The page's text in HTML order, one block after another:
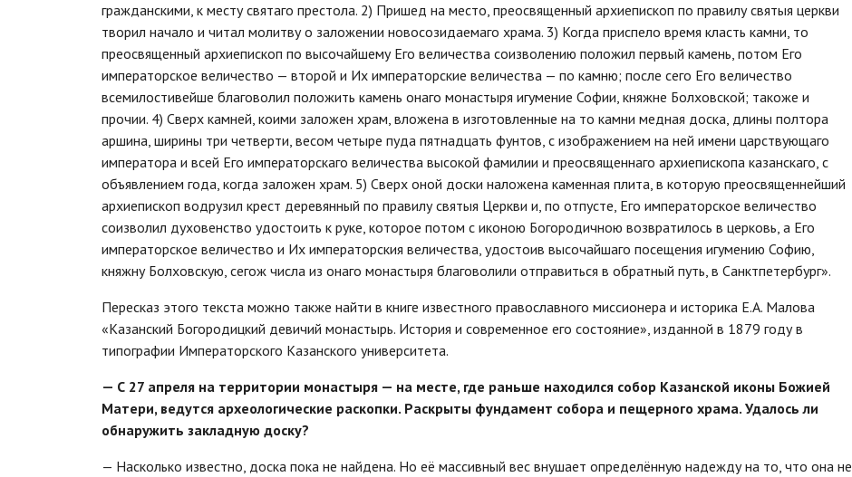
гражданскими, к месту святаго престола. 2) Пришед на место, преосвященный архиепископ по правилу святыя церкви
творил начало и читал молитву о заложении новосозидаемаго храма. 3) Когда приспело время класть камни, то
преосвященный архиепископ по высочайшему Его величества соизволению положил первый камень, потом Его
императорское величество — второй и Их императорские величества — по камню; после сего Его величество
всемилостивейше благоволил положить камень онаго монастыря игумение Софии, княжне Болховской; такоже и
прочии. 4) Сверх камней, коими заложен храм, вложена в изготовленные на то камни медная доска, длины полтора
аршина, ширины три четверти, весом четыре пуда пятнадцать фунтов, с изображением на ней имени царствующаго
императора и всей Его императорскаго величества высокой фамилии и преосвященнаго архиепископа казанскаго, с
объявлением года, когда заложен храм. 5) Сверх оной доски наложена каменная плита, в которую преосвященнейший
архиепископ водрузил крест деревянный по правилу святыя Церкви и, по отпусте, Его императорское величество
соизволил духовенство удостоить к руке, которое потом с иконою Богородичною возвратилось в церковь, а Его
императорское величество и Их императорския величества, удостоив высочайшаго посещения игумению Софию,
княжну Болховскую, сегож числа из онаго монастыря благоволили отправиться в обратный путь, в Санктпетербург».
Пересказ этого текста можно также найти в книге известного православного миссионера и историка Е.А. Малова
«Казанский Богородицкий девичий монастырь. История и современное его состояние», изданной в 1879 году в
типографии Императорского Казанского университета.
— С 27 апреля на территории монастыря — на месте, где раньше находился собор Казанской иконы Божией
Матери, ведутся археологические раскопки. Раскрыты фундамент собора и пещерного храма. Удалось ли
обнаружить закладную доску?
— Насколько известно, доска пока не найдена. Но её массивный вес внушает определённую надежду на то, что она не